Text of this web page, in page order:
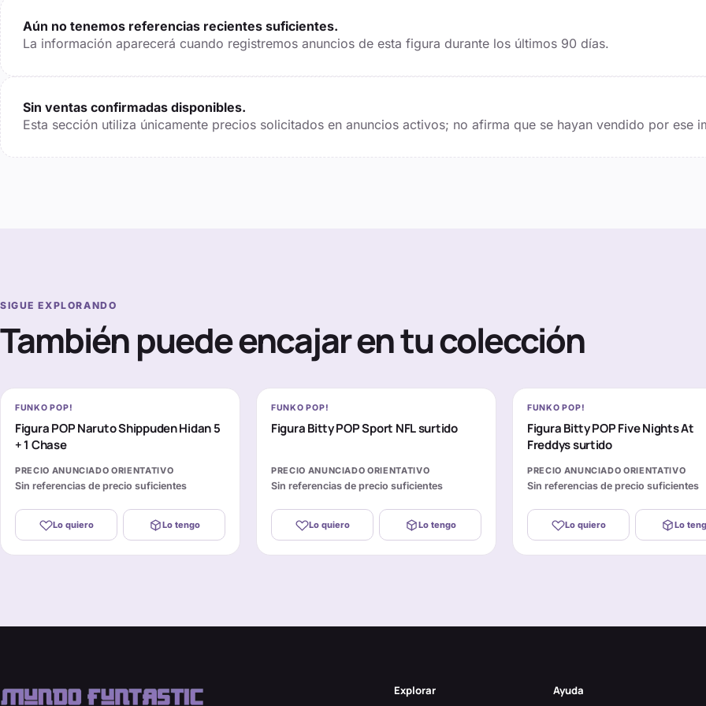
Aún no tenemos referencias recientes suficientes.
La información aparecerá cuando registremos anuncios de esta figura durante los últimos 90 días.
Sin ventas confirmadas disponibles.
Esta sección utiliza únicamente precios solicitados en anuncios activos; no afirma que se hayan vendido por ese
SIGUE EXPLORANDO
También puede encajar en tu colección
FUNKO POP!
Figura POP Naruto Shippuden Hidan 5
+ 1 Chase
PRECIO ANUNCIADO ORIENTATIVO
Sin referencias de precio suficientes
Lo quiero Lo tengo
FUNKO POP!
Figura Bitty POP Sport NFL surtido
PRECIO ANUNCIADO ORIENTATIVO
Sin referencias de precio suficientes
Lo quiero Lo tengo
FUNKO POP!
Figura Bitty POP Five Nights At
Freddys surtido
PRECIO ANUNCIADO ORIENTATIVO
Sin referencias de precio suficientes
Lo quiero Lo
Explorar Ayuda